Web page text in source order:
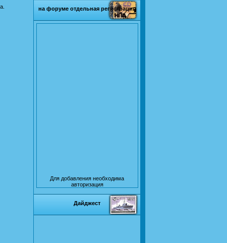
на форуме отдельная регистрация
Для добавления необходима
авторизация
Дайджест